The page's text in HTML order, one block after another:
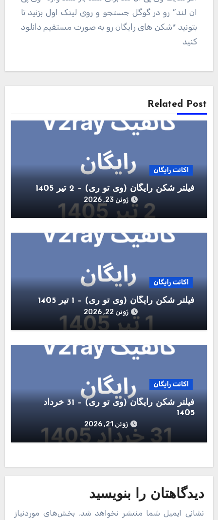
ان لند” رو در گوگل جستجو و روی لینک اول بزنید تا
بتونید *شکن های رایگان رو به صورت مستقیم دانلود
کنید
راهبری
Related Post
اکانت رایگان
فیلتر شکن رایگان (وی تو ری) – 2 تیر 1405
ژوئن 23, 2026
اکانت رایگان
فیلتر شکن رایگان (وی تو ری) – 1 تیر 1405
ژوئن 22, 2026
اکانت رایگان
فیلتر شکن رایگان (وی تو ری) – 31 خرداد
1405
ژوئن 21, 2026
دیدگاهتان را بنویسید
نشانی ایمیل شما منتشر نخواهد شد. بخش‌های موردنیاز